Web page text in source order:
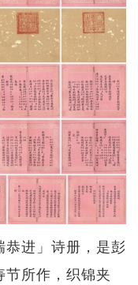
恭进」诗册，是彭
所作，织锦夹